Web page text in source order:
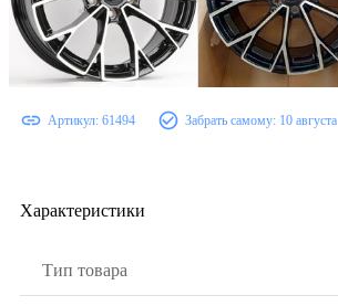
Артикул: 61494 Забрать самому: 10 августа
Характеристики
Тип товара